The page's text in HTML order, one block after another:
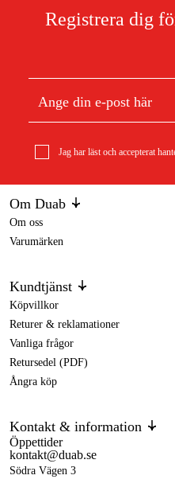
Registrera dig
Jag har läst och accepterat
Om Duab
Om oss
Varumärken
Kundtjänst
Köpvillkor
Returer & reklamationer
Vanliga frågor
Retursedel (PDF)
Ångra köp
Kontakt & information
Öppettider
kontakt@duab.se
Södra Vägen 3